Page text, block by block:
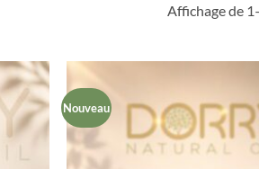
Affichage de
Nouveau